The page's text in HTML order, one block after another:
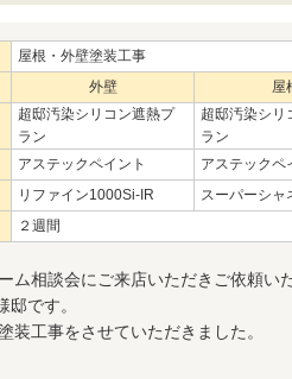
屋根・外壁塗装工事
外壁 屋
超邸汚染シリコン遮熱プ
ラン
超邸汚染シリ
ラン
アステックペイント
アステックペ
リファイン1000Si-IR
スーパーシャ
２週間
ム相談会にご来店いただきご依頼い
邸です。
装工事をさせていただきました。